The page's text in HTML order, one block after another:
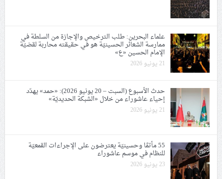
علماء البحرين: طلب الترخيص والإجازة من السلطة في
ممارسة الشعائر الحسينيّة هو في حقيقته محاربة لقضيّة
الإمام الحسين «ع»
21 يونيو 2026
حدث الأسبوع (السبت – 20 يونيو 2026): «حمد» يهدّد
إحياء عاشوراء من خلال «الشبكة الحديديّة»
21 يونيو 2026
55 مأتمًا وحسينيّة يعترضون على الإجراءات القمعيّة
للنظام في موسم عاشوراء
23 يونيو 2026